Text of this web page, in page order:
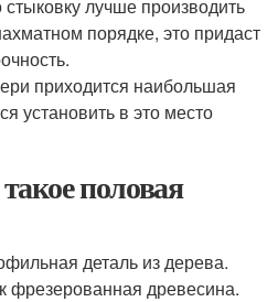
лучше производить
порядке, это придаст
приходится наибольшая
установить в это место
половая
деталь из дерева.
фрезерованная древесина.